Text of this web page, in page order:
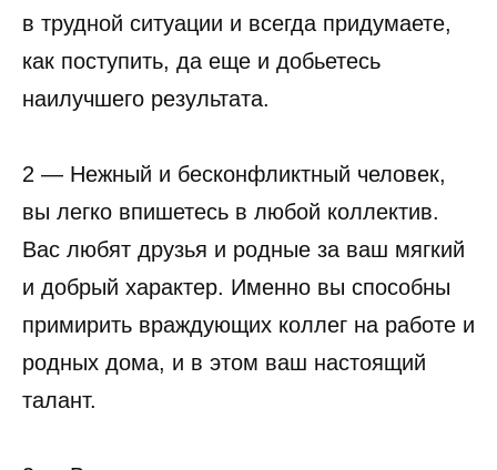
в трудной ситуации и всегда придумаете,
как поступить, да еще и добьетесь
наилучшего результата.
2 — Нежный и бесконфликтный человек,
вы легко впишетесь в любой коллектив.
Вас любят друзья и родные за ваш мягкий
и добрый характер. Именно вы способны
примирить враждующих коллег на работе и
родных дома, и в этом ваш настоящий
талант.